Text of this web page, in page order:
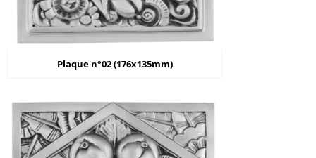
Plaque n°02 (176x135mm)